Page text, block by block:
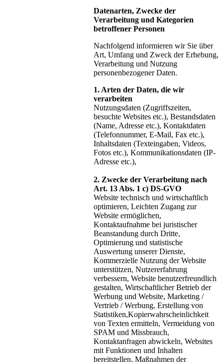
Datenarten, Zwecke der
Verarbeitung und Kategorien
betroffener Personen
Nachfolgend informieren wir Sie über
Art, Umfang und Zweck der Erhebung,
Verarbeitung und Nutzung
personenbezogener Daten.
1. Arten der Daten, die wir
verarbeiten
Nutzungsdaten (Zugriffszeiten,
besuchte Websites etc.), Bestandsdaten
(Name, Adresse etc.), Kontaktdaten
(Telefonnummer, E-Mail, Fax etc.),
Inhaltsdaten (Texteingaben, Videos,
Fotos etc.), Kommunikationsdaten (IP-
Adresse etc.),
2. Zwecke der Verarbeitung nach
Art. 13 Abs. 1 c) DS-GVO
Website technisch und wirtschaftlich
optimieren, Leichten Zugang zur
Website ermöglichen,
Kontaktaufnahme bei juristischer
Beanstandung durch Dritte,
Optimierung und statistische
Auswertung unserer Dienste,
Kommerzielle Nutzung der Website
unterstützen, Nutzererfahrung
verbessern, Website benutzerfreundlich
gestalten, Wirtschaftlicher Betrieb der
Werbung und Website, Marketing /
Vertrieb / Werbung, Erstellung von
Statistiken,Kopierwahrscheinlichkeit
von Texten ermitteln, Vermeidung von
SPAM und Missbrauch,
Kontaktanfragen abwickeln, Websites
mit Funktionen und Inhalten
bereitstellen, Maßnahmen der